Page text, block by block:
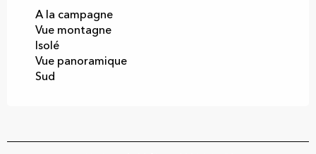
A la campagne
Vue montagne
Isolé
Vue panoramique
Sud